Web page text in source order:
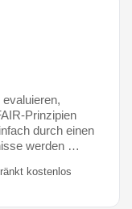
Prinzipien
durch einen
werden …
kostenlos